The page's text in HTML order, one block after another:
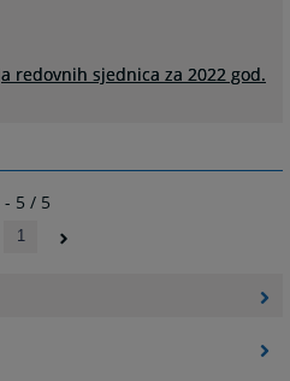
redovnih sjednica za 2022 god.
- 5 / 5
1